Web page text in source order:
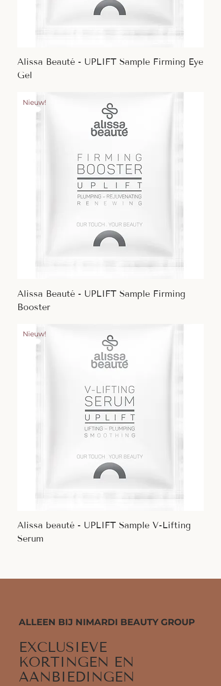
Alissa Beauté - UPLIFT Sample Firming Eye
Gel
Nieuw!
Alissa Beauté - UPLIFT Sample Firming
Booster
Nieuw!
Alissa beauté - UPLIFT Sample V-Lifting
Serum
ALLEEN BIJ NIMARDI BEAUTY GROUP
EXCLUSIEVE
KORTINGEN EN
AANBIEDINGEN